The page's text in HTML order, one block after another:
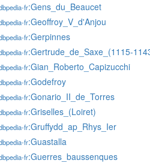
fr:Gens_du_Beaucet
fr:Geoffroy_V_d'Anjou
fr:Gerpinnes
fr:Gertrude_de_Saxe_(1115-
fr:Gian_Roberto_Capizucchi
fr:Godefroy
fr:Gonario_II_de_Torres
fr:Griselles_(Loiret)
fr:Gruffydd_ap_Rhys_Ier
fr:Guastalla
fr:Guerres_baussenques